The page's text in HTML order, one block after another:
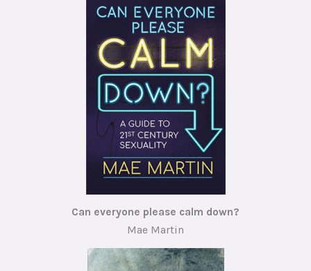
Can everyone please calm down?
Mae Martin